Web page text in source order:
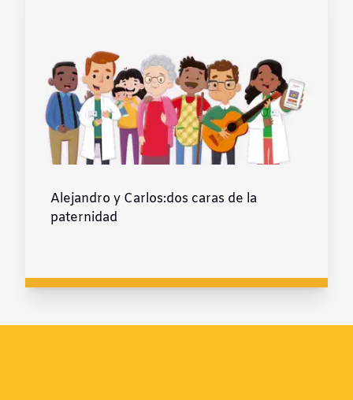
Alejandro y Carlos:dos caras de la
paternidad
Fuente legible
Restablecer